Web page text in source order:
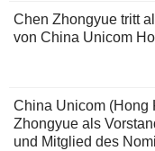
Chen Zhongyue tritt
von China Unicom
China Unicom (Hong
Zhongyue als
und Mitglied des